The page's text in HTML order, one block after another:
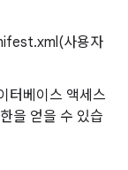
사용자
터베이스 액세스
을 얻을 수 있습